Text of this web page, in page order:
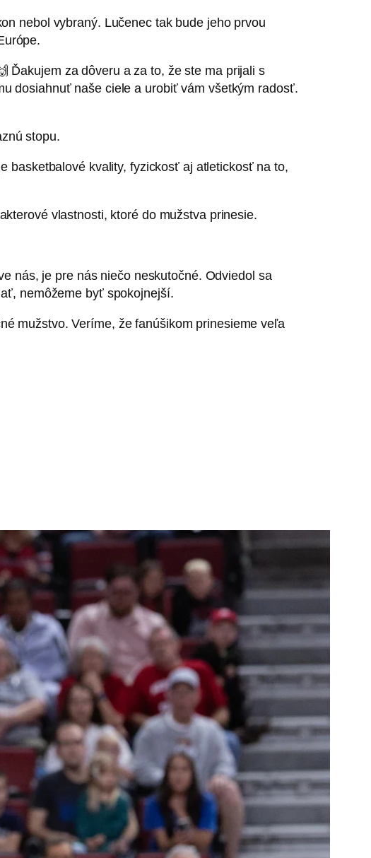
nebol vybraný. Lučenec tak bude jeho prvou
Ďakujem za dôveru a za to, že ste ma prijali s
dosiahnuť naše ciele a urobiť vám všetkým radosť.
stopu.
basketbalové kvality, fyzickosť aj atletickosť na to,
vlastnosti, ktoré do mužstva prinesie.
nás, je pre nás niečo neskutočné. Odviedol sa
nemôžeme byť spokojnejší.
mužstvo. Veríme, že fanúšikom prinesieme veľa